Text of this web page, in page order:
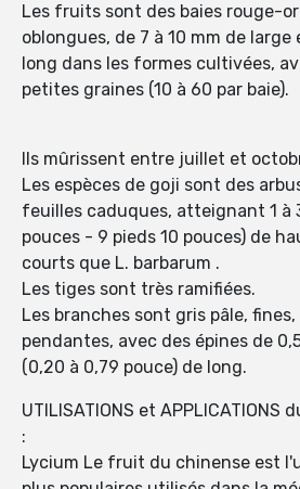
Les fruits sont des baies rouge-
oblongues, de 7 à 10 mm de
long dans les formes cultivées,
petites graines (10 à 60 par baie).
Ils mûrissent entre juillet et
Les espèces de goji sont des
feuilles caduques, atteignant 1 à
pouces - 9 pieds 10 pouces) de
courts que L. barbarum .
Les tiges sont très ramifiées.
Les branches sont gris pâle,
pendantes, avec des épines de
(0,20 à 0,79 pouce) de long.
UTILISATIONS et APPLICATIONS
:
Lycium Le fruit du chinense est